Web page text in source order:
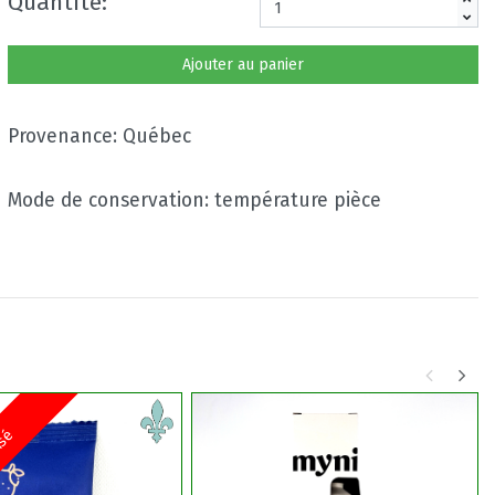
Ajouter au panier
Provenance: Québec
Mode de conservation: température pièce